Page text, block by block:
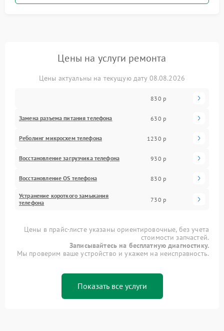
Цены на услуги ремонта
Цены актуальны на текущую дату 08.08.2026
830 р
Замена разъема питания телефона 630 р
Реболинг микросхем телефона 1230 р
Восстановление загрузчика телефона 930 р
Восстановление OS телефона 830 р
Устранение короткого замыкания
телефона
730 р
Цены в прайс-листе указаны ориентировочные, без учета
стоимости запчастей.
Записывайтесь на бесплатную диагностику.
Мы проверим ваше устройство и укажем на неисправность.
Показать все услуги